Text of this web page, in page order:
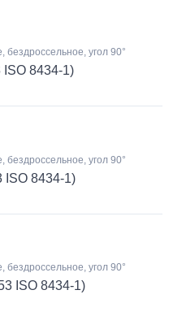
угол 90°
ISO 8434-1)
угол 90°
ISO 8434-1)
угол 90°
ISO 8434-1)